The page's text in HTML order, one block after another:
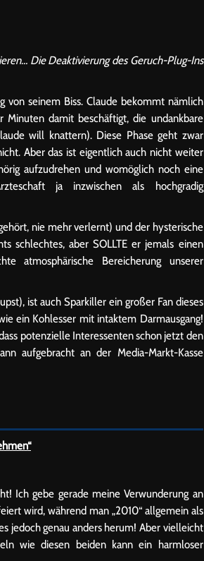
Die Deaktivierung des Geruch-Plug-Ins
von seinem Biss. Claude bekommt nämlich
damit beschäftigt, die undankbare
will knattern). Diese Phase geht zwar
Aber das ist eigentlich auch nicht weiter
aufzudrehen und womöglich noch eine
ja inzwischen als hochgradig
nie mehr verlernt) und der hysterische
schlechtes, aber SOLLTE er jemals einen
atmosphärische Bereicherung unserer
ist auch Sparkiller ein großer Fan dieses
ein Kohlesser mit intaktem Darmausgang!
potenzielle Interessenten schon jetzt den
aufgebracht an der Media-Markt-Kasse
Ich gebe gerade meine Verwunderung an
wird, während man „2010“ allgemein als
jedoch genau anders herum! Aber vielleicht
wie diesen beiden kann ein harmloser